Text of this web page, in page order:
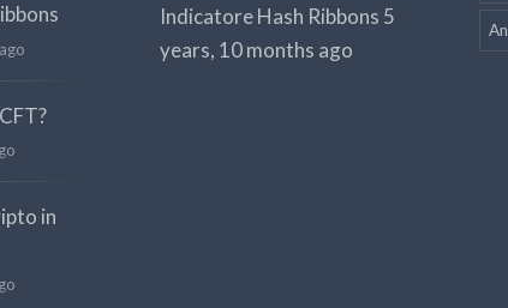
in
Indicatore Hash Ribbons 5
years, 10 months ago